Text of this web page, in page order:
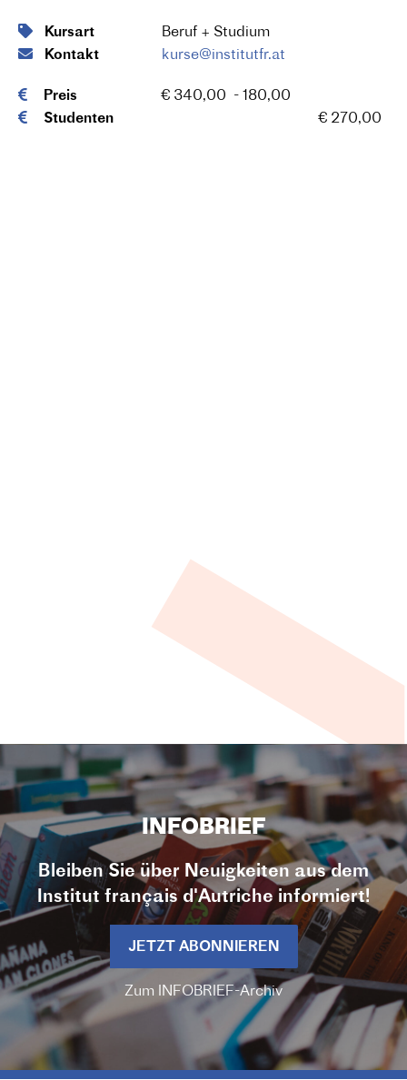
Kursart
Beruf + Studium
Kontakt
kurse@institutfr.at
Preis
€ 340,00 - 180,00
Studenten
€ 270,00
INFOBRIEF
Bleiben Sie über Neuigkeiten aus dem
Institut français d'Autriche informiert!
JETZT ABONNIEREN
Zum INFOBRIEF-Archiv